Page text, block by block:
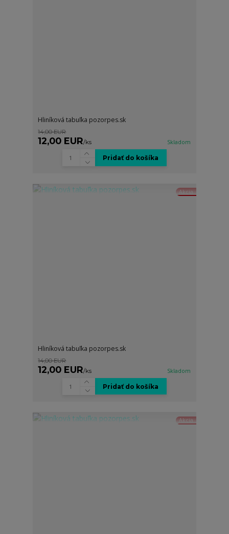
Hliníková tabuľka pozorpes.sk
14,00 EUR
12,00 EUR/ks Skladom
Pridať do košíka
Akcia
Hliníková tabuľka pozorpes.sk
14,00 EUR
12,00 EUR/ks Skladom
Pridať do košíka
Akcia